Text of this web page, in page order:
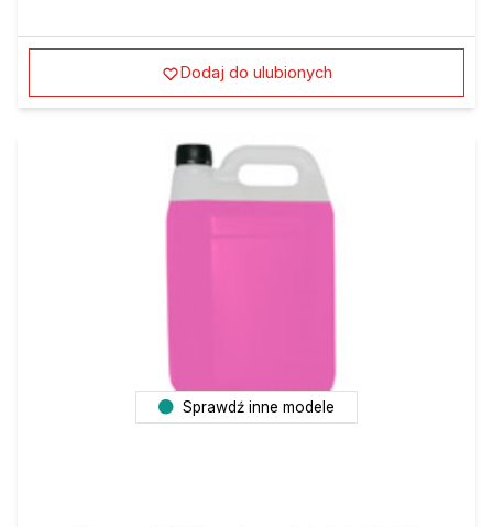
Dodaj do ulubionych
Sprawdź inne modele